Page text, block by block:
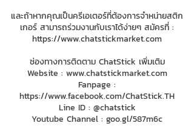
และถ้าหากคุณเป็นครีเอเตอร์ที่ต้องการจำหน่ายสติก
เกอร์ สามารถร่วมงานกับเราได้ง่ายๆ สมัครที่ :
https://www.chatstickmarket.com
ช่องทางการติดตาม ChatStick เพิ่มเติม
Website : www.chatstickmarket.com
Fanpage :
https://www.facebook.com/ChatStick.TH
Line ID : @chatstick
Youtube Channel : goo.gl/587m6c